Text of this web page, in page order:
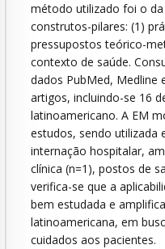
método utilizado foi o
construtos-pilares: (1)
pressupostos teórico-
contexto de saúde.
dados PubMed, Medline
artigos, incluindo-se 16
latinoamericano. A EM
estudos, sendo utilizada
internação hospitalar,
clínica (n=1), postos de
verifica-se que a
bem estudada e
latinoamericana, em
cuidados aos pacientes.